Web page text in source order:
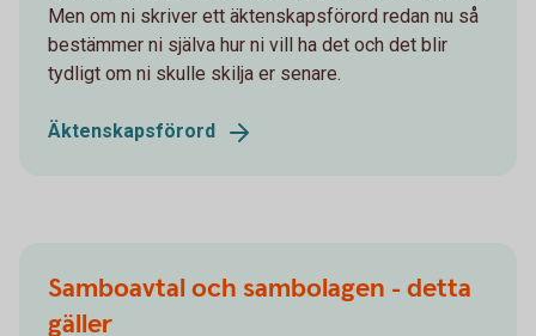
Men om ni skriver ett äktenskapsförord redan nu så
bestämmer ni själva hur ni vill ha det och det blir
tydligt om ni skulle skilja er senare.
Äktenskapsförord
Samboavtal och sambolagen - detta
gäller